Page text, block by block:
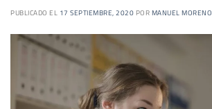
PUBLICADO EL 17 SEPTIEMBRE, 2020 POR MANUEL MORENO